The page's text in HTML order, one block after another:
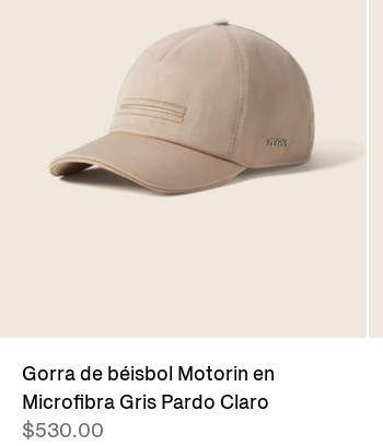
Gorra de béisbol Motorin en
Microfibra Gris Pardo Claro
$530.00